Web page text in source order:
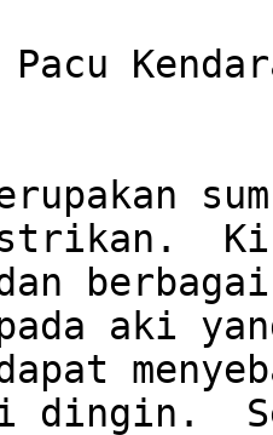
dan
aki
dingin.